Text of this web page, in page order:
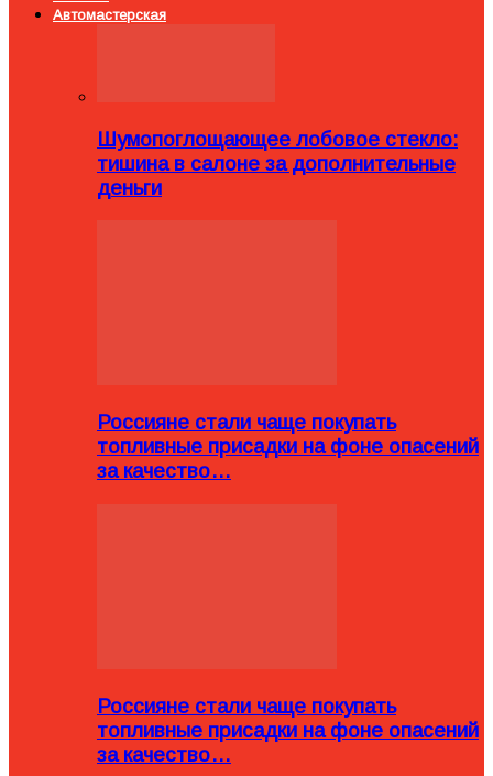
Автомастерская
Шумопоглощающее лобовое стекло:
тишина в салоне за дополнительные
деньги
Россияне стали чаще покупать
топливные присадки на фоне опасений
за качество…
Россияне стали чаще покупать
топливные присадки на фоне опасений
за качество…